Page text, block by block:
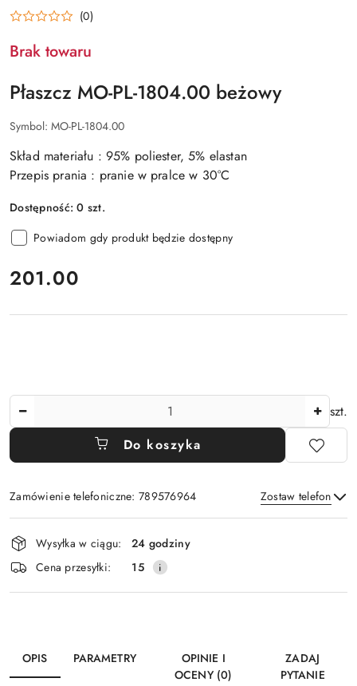
(0)
Brak towaru
Płaszcz MO-PL-1804.00 beżowy
Symbol: MO-PL-1804.00
Skład materiału : 95% poliester, 5% elastan
Przepis prania : pranie w pralce w 30°C
Dostępność:0 szt.
Powiadom gdy produkt będzie dostępny
cena:
201.00
szt.
Do koszyka
Zamówienie telefoniczne: 789576964 Zostaw telefon
Wyślij
Dostępność
i
dostawa
Wysyłka w ciągu:
24 godziny
Cena przesyłki:
15
OPIS PARAMETRY
OPINIE I
OCENY (0)
ZADAJ
PYTANIE